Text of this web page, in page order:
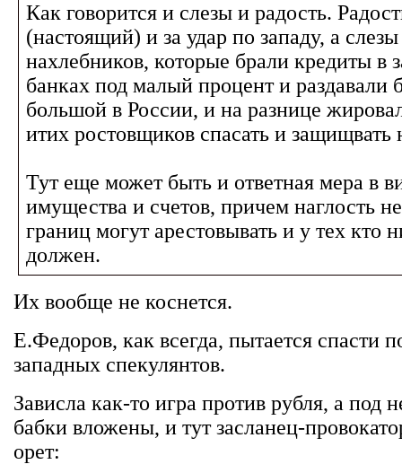
Как говорится и слезы и радость.
(настоящий) и за удар по западу, а слезы
нахлебников, которые брали кредиты в
банках под малый процент и раздавали
большой в России, и на разнице
итих ростовщиков спасать и защищвать
Тут еще может быть и ответная мера в
имущества и счетов, причем наглость
границ могут арестовывать и у тех кто
должен.
Их вообще не коснется.
Е.Федоров, как всегда, пытается спасти
западных спекулянтов.
Зависла как-то игра против рубля, а под
бабки вложены, и тут засланец-
орет: